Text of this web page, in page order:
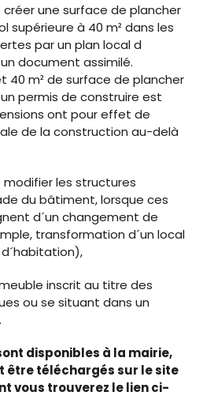
une surface de plancher
supérieure à 40 m² dans les
par un plan local d
document assimilé.
40 m² de surface de plancher
permis de construire est
ont pour effet de
de la construction au-delà
les structures
du bâtiment, lorsque ces
d´un changement de
transformation d´un local
inscrit au titre des
ou se situant dans un
disponibles à la mairie,
être téléchargés sur le site
vous trouverez le lien ci-